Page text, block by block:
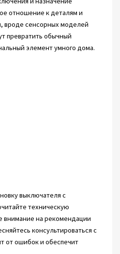
отношение к деталям и
вроде сенсорных моделей
превратить обычный
элемент умного дома.
выключателя с
техническую
внимание на рекомендации
консультироваться с
от ошибок и обеспечит